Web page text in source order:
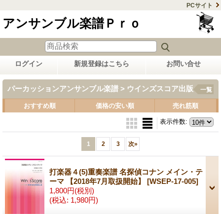
PCサイト
アンサンブル楽譜Ｐｒｏ
ログイン 新規登録はこちら お問い合せ
パーカッションアンサンブル楽譜 > ウインズスコア出版 一覧
おすすめ順 価格の安い順 売れ筋順
表示件数:
1 2 3 次»
打楽器４(5)重奏楽譜 名探偵コナン メイン・テ
ーマ 【2018年7月取扱開始】 [WSEP-17-005]
1,800円(税別)
(税込: 1,980円)